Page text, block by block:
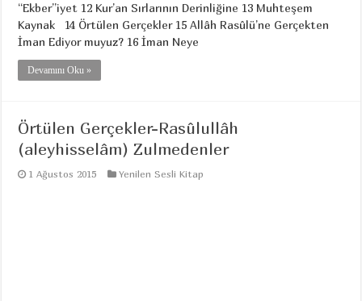
“Ekber”iyet 12 Kur’an Sırlarının Derinliğine 13 Muhteşem
Kaynak 14 Örtülen Gerçekler 15 Allâh Rasûlü’ne Gerçekten
İman Ediyor muyuz? 16 İman Neye
Devamını Oku »
Örtülen Gerçekler-Rasûlullâh
(aleyhisselâm) Zulmedenler
1 Ağustos 2015 Yenilen Sesli Kitap